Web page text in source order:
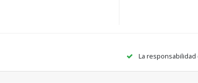
La responsabilidad